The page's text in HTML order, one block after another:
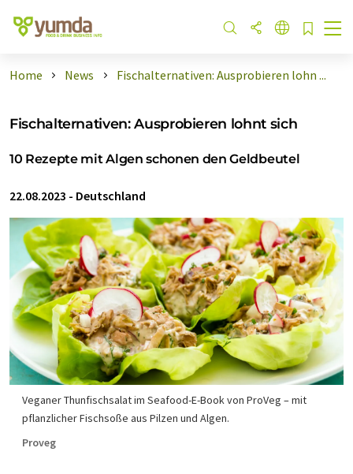
Home News Fischalternativen: Ausprobieren lohn ...
Fischalternativen: Ausprobieren lohnt sich
10 Rezepte mit Algen schonen den Geldbeutel
22.08.2023 - Deutschland
Veganer Thunfischsalat im Seafood-E-Book von ProVeg – mit
pflanzlicher Fischsoße aus Pilzen und Algen.
Proveg